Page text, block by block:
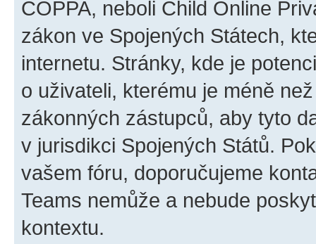
COPPA, neboli Child Online
zákon ve Spojených Státech,
internetu. Stránky, kde je
o uživateli, kterému je méně
zákonných zástupců, aby tyto
v jurisdikci Spojených Států.
vašem fóru, doporučujeme
Teams nemůže a nebude
kontextu.